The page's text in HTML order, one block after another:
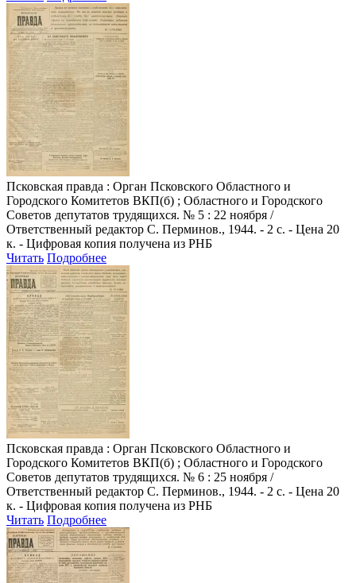
Псковская правда : Орган Псковского Областного и
Городского Комитетов ВКП(б) ; Областного и Городского
Советов депутатов трудящихся. № 5 : 22 ноября /
Ответственный редактор С. Перминов., 1944. - 2 с. - Цена 20
к. - Цифровая копия получена из РНБ
Читать Подробнее
Псковская правда : Орган Псковского Областного и
Городского Комитетов ВКП(б) ; Областного и Городского
Советов депутатов трудящихся. № 6 : 25 ноября /
Ответственный редактор С. Перминов., 1944. - 2 с. - Цена 20
к. - Цифровая копия получена из РНБ
Читать Подробнее